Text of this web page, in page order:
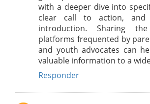
with a deeper dive into
clear call to action, and
introduction. Sharing
platforms frequented by
and youth advocates can
valuable information to a
Responder